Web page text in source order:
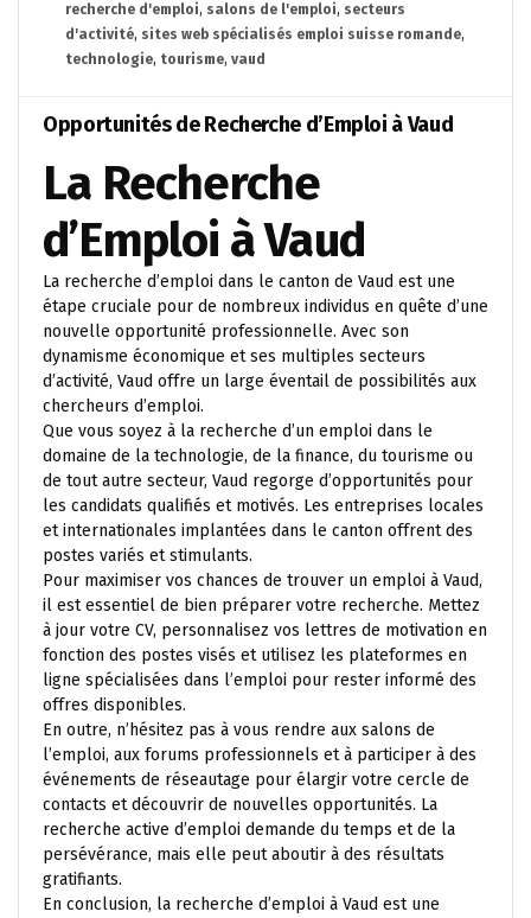
recherche d'emploi, salons de l'emploi, secteurs
d'activité, sites web spécialisés emploi suisse romande,
technologie, tourisme, vaud
Opportunités de Recherche d’Emploi à Vaud
La Recherche
d’Emploi à Vaud
La recherche d’emploi dans le canton de Vaud est une
étape cruciale pour de nombreux individus en quête d’une
nouvelle opportunité professionnelle. Avec son
dynamisme économique et ses multiples secteurs
d’activité, Vaud offre un large éventail de possibilités aux
chercheurs d’emploi.
Que vous soyez à la recherche d’un emploi dans le
domaine de la technologie, de la finance, du tourisme ou
de tout autre secteur, Vaud regorge d’opportunités pour
les candidats qualifiés et motivés. Les entreprises locales
et internationales implantées dans le canton offrent des
postes variés et stimulants.
Pour maximiser vos chances de trouver un emploi à Vaud,
il est essentiel de bien préparer votre recherche. Mettez
à jour votre CV, personnalisez vos lettres de motivation en
fonction des postes visés et utilisez les plateformes en
ligne spécialisées dans l’emploi pour rester informé des
offres disponibles.
En outre, n’hésitez pas à vous rendre aux salons de
l’emploi, aux forums professionnels et à participer à des
événements de réseautage pour élargir votre cercle de
contacts et découvrir de nouvelles opportunités. La
recherche active d’emploi demande du temps et de la
persévérance, mais elle peut aboutir à des résultats
gratifiants.
En conclusion, la recherche d’emploi à Vaud est une